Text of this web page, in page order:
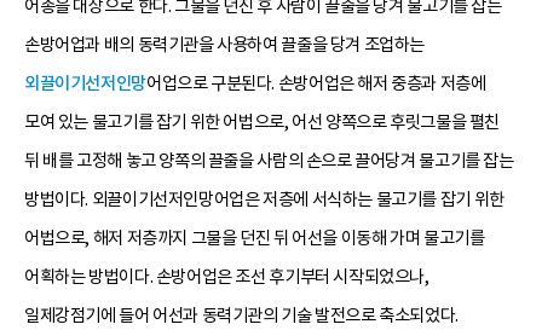
어종을 대상으로 한다. 그물을 던진 후 사람이 끌줄을 당겨 물고기를 잡는
손방어업과 배의 동력기관을 사용하여 끌줄을 당겨 조업하는
외끌이기선저인망어업으로 구분된다. 손방어업은 해저 중층과 저층에
모여 있는 물고기를 잡기 위한 어법으로, 어선 양쪽으로 후릿그물을 펼친
뒤 배를 고정해 놓고 양쪽의 끌줄을 사람의 손으로 끌어당겨 물고기를 잡는
방법이다. 외끌이기선저인망어업은 저층에 서식하는 물고기를 잡기 위한
어법으로, 해저 저층까지 그물을 던진 뒤 어선을 이동해 가며 물고기를
어획하는 방법이다. 손방어업은 조선 후기부터 시작되었으나,
일제강점기에 들어 어선과 동력기관의 기술 발전으로 축소되었다.